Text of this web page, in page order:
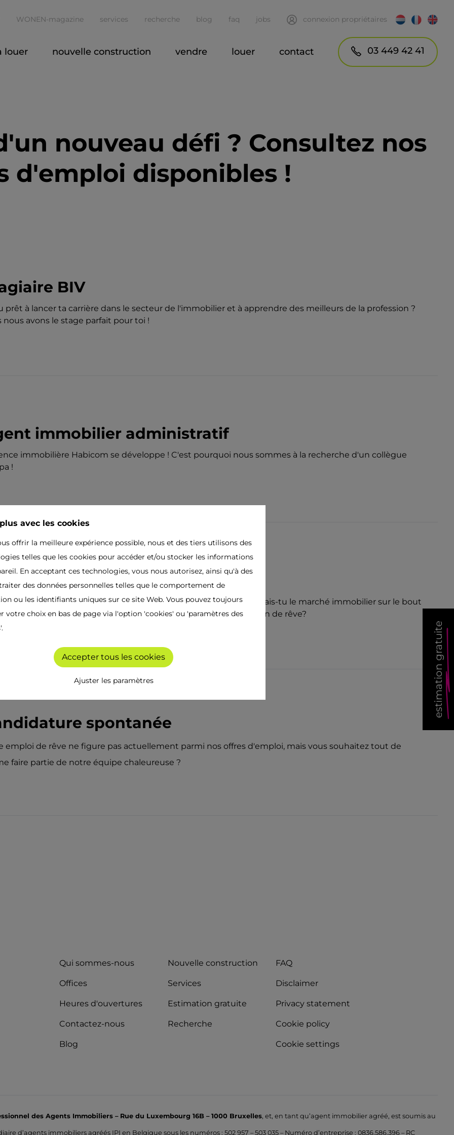
avec les cookies
offrir la meilleure expérience possible, nous et des tiers utilisons des
telles que les cookies pour accéder et/ou stocker les informations
En acceptant ces technologies, vous nous autorisez, ainsi qu'à des
des données personnelles telles que le comportement de
ou les identifiants uniques sur ce site Web. Vous pouvez toujours
votre choix en bas de page via l'option 'cookies' ou 'paramètres des
Accepter tous les cookies
Ajuster les paramètres
WONEN-magazine services recherche blog faq jobs connexion propriétaires
louer nouvelle construction vendre louer contact 03 449 42 41
nouveau défi ? Consultez nos
d'emploi disponibles !
BIV
prêt à lancer ta carrière dans le secteur de l'immobilier et à apprendre des meilleurs de la profession ?
nous avons le stage parfait pour toi !
immobilier administratif
immobilière Habicom se développe ! C'est pourquoi nous sommes à la recherche d'un collègue
!
immobilier agréé par l'IVB
unnégociateur né avec une passion pour l'immobilier? Connais-tu le marché immobilier sur le bout
et veux-tu aider les clients à trouver (ou vendre) leur maison de rêve?
spontanée
emploi de rêve ne figure pas actuellement parmi nos offres d'emploi, mais vous souhaitez tout de
faire partie de notre équipe chaleureuse ?
estimation gratuite
Qui sommes-nous
Offices
Heures d'ouvertures
Contactez-nous
Blog
Nouvelle construction
Services
Estimation gratuite
Recherche
FAQ
Disclaimer
Privacy statement
Cookie policy
Cookie settings
des Agents Immobiliers – Rue du Luxembourg 16B – 1000 Bruxelles, et, en tant qu’agent immobilier agréé, est soumis au
d’agents immobiliers agréés IPI en Belgique sous les numéros : 502 957 – 503 035 – Numéro d’entreprise : 0836.586.396 – RC